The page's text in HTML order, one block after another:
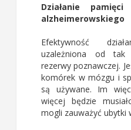
Działanie
alzheimerowskiego
Efektywność
uzależniona od tak
rezerwy poznawczej.
komórek w mózgu i
są używane. Im
więcej będzie
mogli zauważyć ubytki